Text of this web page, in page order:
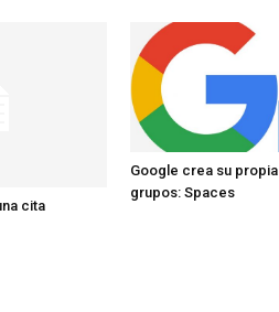
cita
Google crea su
grupos: Spaces